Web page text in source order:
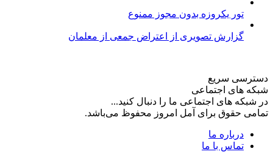
تور یکروزه بدون مجوز ممنوع
گزارش تصویری از اعتراض جمعی از معلمان
دسترسی سریع
شبکه های اجتماعی
در شبکه های اجتماعی ما را دنبال کنید...
تمامی حقوق برای آمل امروز محفوظ می‌باشد.
درباره ما
تماس با ما